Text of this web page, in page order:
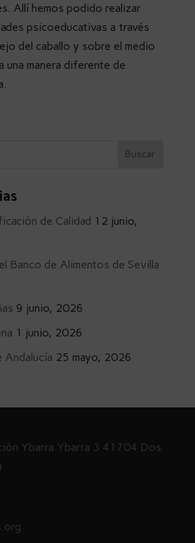
Allí hemos podido realizar
psicoeducativas a través
del caballo y sobre el medio
una manera diferente de
de Calidad 12 junio,
Banco de Alimentos de Sevilla
9 junio, 2026
1 junio, 2026
Andalucía 25 mayo, 2026
Ybarra Ybarra 3 41704 Dos